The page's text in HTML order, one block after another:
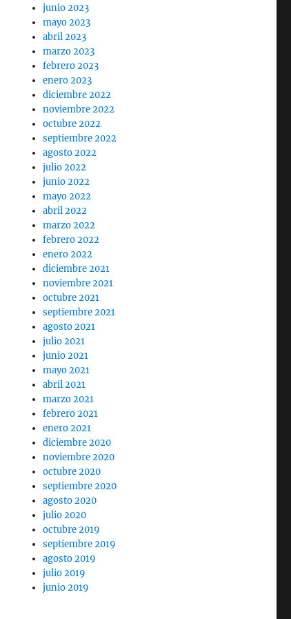
junio 2023
mayo 2023
abril 2023
marzo 2023
febrero 2023
enero 2023
diciembre 2022
noviembre 2022
octubre 2022
septiembre 2022
agosto 2022
julio 2022
junio 2022
mayo 2022
abril 2022
marzo 2022
febrero 2022
enero 2022
diciembre 2021
noviembre 2021
octubre 2021
septiembre 2021
agosto 2021
julio 2021
junio 2021
mayo 2021
abril 2021
marzo 2021
febrero 2021
enero 2021
diciembre 2020
noviembre 2020
octubre 2020
septiembre 2020
agosto 2020
julio 2020
octubre 2019
septiembre 2019
agosto 2019
julio 2019
junio 2019